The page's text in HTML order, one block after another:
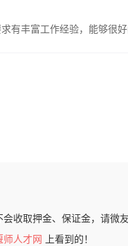
有丰富工作经验，能够很
收取押金、保证金，请微友
师人才网
上看到的！